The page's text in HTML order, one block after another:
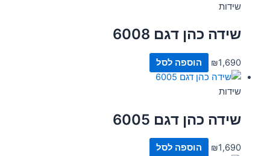
שידות
שידה כהן דגם 6008
₪1,690 הוספה לסל
שידות
שידה כהן דגם 6005
₪1,690 הוספה לסל